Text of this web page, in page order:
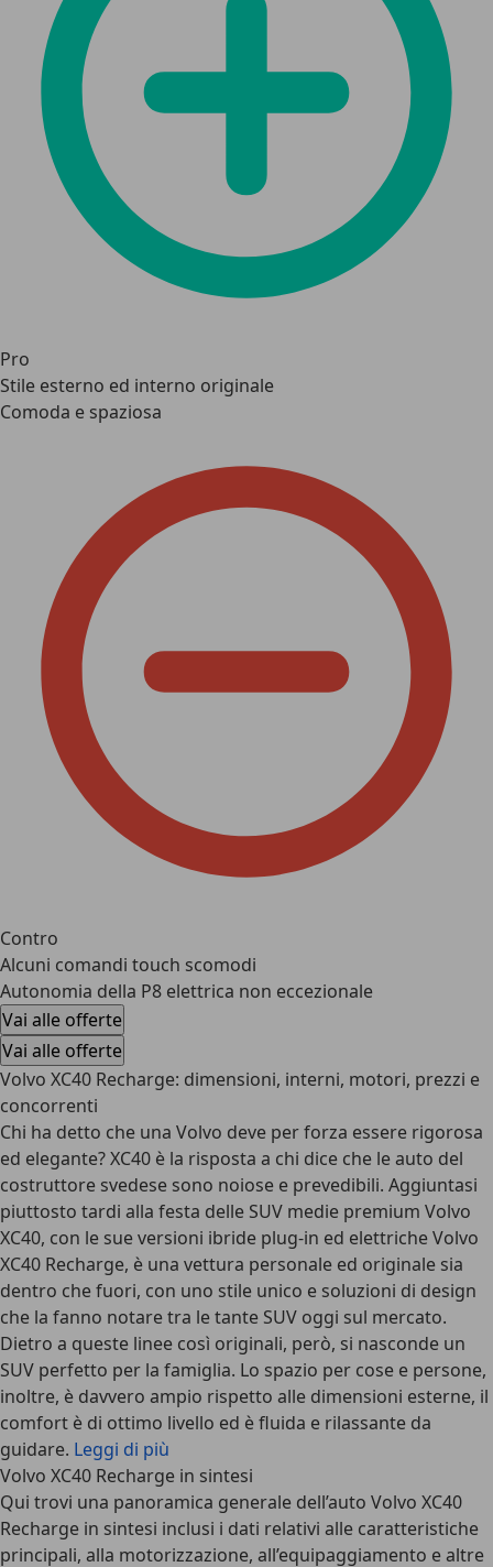
Pro
Stile esterno ed interno originale
Comoda e spaziosa
Contro
Alcuni comandi touch scomodi
Autonomia della P8 elettrica non eccezionale
Vai alle offerte
Vai alle offerte
Volvo XC40 Recharge: dimensioni, interni, motori, prezzi e
concorrenti
Chi ha detto che una Volvo deve per forza essere rigorosa
ed elegante? XC40 è la risposta a chi dice che le auto del
costruttore svedese sono noiose e prevedibili. Aggiuntasi
piuttosto tardi alla festa delle SUV medie premium Volvo
XC40, con le sue versioni ibride plug-in ed elettriche Volvo
XC40 Recharge, è una vettura personale ed originale sia
dentro che fuori, con uno stile unico e soluzioni di design
che la fanno notare tra le tante SUV oggi sul mercato.
Dietro a queste linee così originali, però, si nasconde un
SUV perfetto per la famiglia. Lo spazio per cose e persone,
inoltre, è davvero ampio rispetto alle dimensioni esterne, il
comfort è di ottimo livello ed è fluida e rilassante da
guidare. Leggi di più
Volvo XC40 Recharge in sintesi
Qui trovi una panoramica generale dell’auto Volvo XC40
Recharge in sintesi inclusi i dati relativi alle caratteristiche
principali, alla motorizzazione, all’equipaggiamento e altre